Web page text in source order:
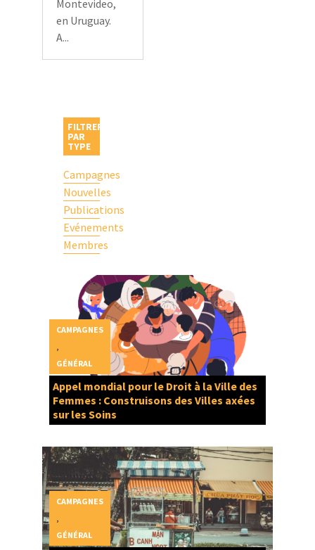
Montevideo,
en Uruguay.
A...
FILTRER
PAR
TYPE
Campagnes
Nouvelles
Publications
Evénements
Membres
Appel mondial pour le Droit à la Ville des
Femmes : Construisons des Villes axées
sur les Soins
CAMPAGNES
GÉNÉRAL
CAMPAGNES
GÉNÉRAL